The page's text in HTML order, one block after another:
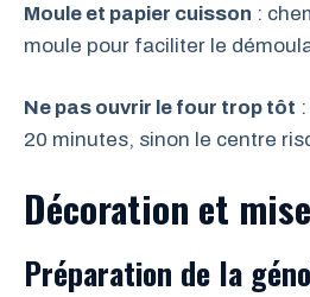
Moule et papier cuisson :
moule pour faciliter le
Ne pas ouvrir le four trop tôt
20 minutes, sinon le centre
Décoration et
Préparation de la